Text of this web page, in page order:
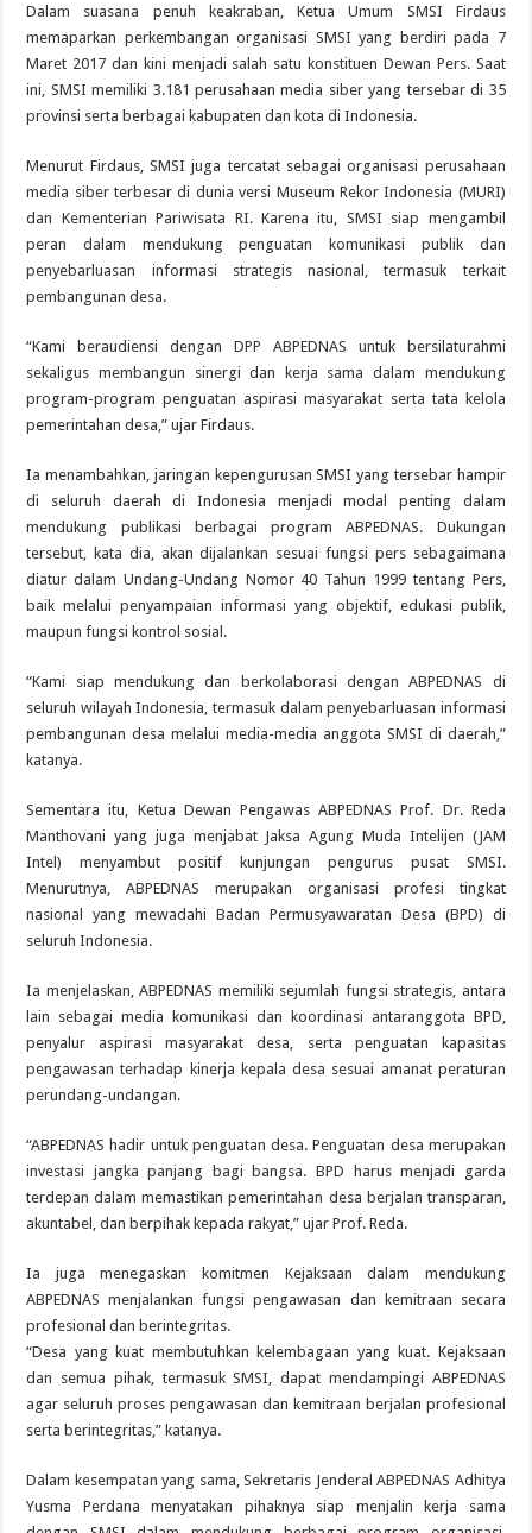
Dalam suasana penuh keakraban, Ketua Umum SMSI Firdaus
memaparkan perkembangan organisasi SMSI yang berdiri pada 7
Maret 2017 dan kini menjadi salah satu konstituen Dewan Pers. Saat
ini, SMSI memiliki 3.181 perusahaan media siber yang tersebar di 35
provinsi serta berbagai kabupaten dan kota di Indonesia.
Menurut Firdaus, SMSI juga tercatat sebagai organisasi perusahaan
media siber terbesar di dunia versi Museum Rekor Indonesia (MURI)
dan Kementerian Pariwisata RI. Karena itu, SMSI siap mengambil
peran dalam mendukung penguatan komunikasi publik dan
penyebarluasan informasi strategis nasional, termasuk terkait
pembangunan desa.
“Kami beraudiensi dengan DPP ABPEDNAS untuk bersilaturahmi
sekaligus membangun sinergi dan kerja sama dalam mendukung
program-program penguatan aspirasi masyarakat serta tata kelola
pemerintahan desa,” ujar Firdaus.
Ia menambahkan, jaringan kepengurusan SMSI yang tersebar hampir
di seluruh daerah di Indonesia menjadi modal penting dalam
mendukung publikasi berbagai program ABPEDNAS. Dukungan
tersebut, kata dia, akan dijalankan sesuai fungsi pers sebagaimana
diatur dalam Undang-Undang Nomor 40 Tahun 1999 tentang Pers,
baik melalui penyampaian informasi yang objektif, edukasi publik,
maupun fungsi kontrol sosial.
“Kami siap mendukung dan berkolaborasi dengan ABPEDNAS di
seluruh wilayah Indonesia, termasuk dalam penyebarluasan informasi
pembangunan desa melalui media-media anggota SMSI di daerah,”
katanya.
Sementara itu, Ketua Dewan Pengawas ABPEDNAS Prof. Dr. Reda
Manthovani yang juga menjabat Jaksa Agung Muda Intelijen (JAM
Intel) menyambut positif kunjungan pengurus pusat SMSI.
Menurutnya, ABPEDNAS merupakan organisasi profesi tingkat
nasional yang mewadahi Badan Permusyawaratan Desa (BPD) di
seluruh Indonesia.
Ia menjelaskan, ABPEDNAS memiliki sejumlah fungsi strategis, antara
lain sebagai media komunikasi dan koordinasi antaranggota BPD,
penyalur aspirasi masyarakat desa, serta penguatan kapasitas
pengawasan terhadap kinerja kepala desa sesuai amanat peraturan
perundang-undangan.
“ABPEDNAS hadir untuk penguatan desa. Penguatan desa merupakan
investasi jangka panjang bagi bangsa. BPD harus menjadi garda
terdepan dalam memastikan pemerintahan desa berjalan transparan,
akuntabel, dan berpihak kepada rakyat,” ujar Prof. Reda.
Ia juga menegaskan komitmen Kejaksaan dalam mendukung
ABPEDNAS menjalankan fungsi pengawasan dan kemitraan secara
profesional dan berintegritas.
“Desa yang kuat membutuhkan kelembagaan yang kuat. Kejaksaan
dan semua pihak, termasuk SMSI, dapat mendampingi ABPEDNAS
agar seluruh proses pengawasan dan kemitraan berjalan profesional
serta berintegritas,” katanya.
Dalam kesempatan yang sama, Sekretaris Jenderal ABPEDNAS Adhitya
Yusma Perdana menyatakan pihaknya siap menjalin kerja sama